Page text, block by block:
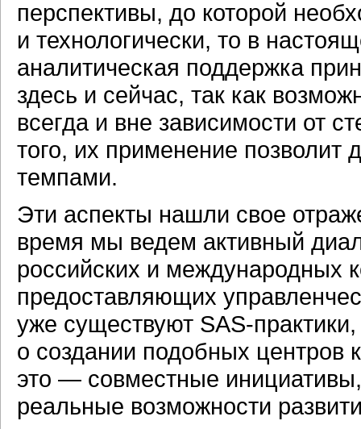
перспективы, до которой
и технологически, то в
аналитическая поддержка
здесь и сейчас, так как
всегда и вне зависимости от
того, их применение позволит
темпами.
Эти аспекты нашли свое
время мы ведем активный
российских и международных
предоставляющих
уже существуют SAS-практики,
о создании подобных центров
это — совместные
реальные возможности